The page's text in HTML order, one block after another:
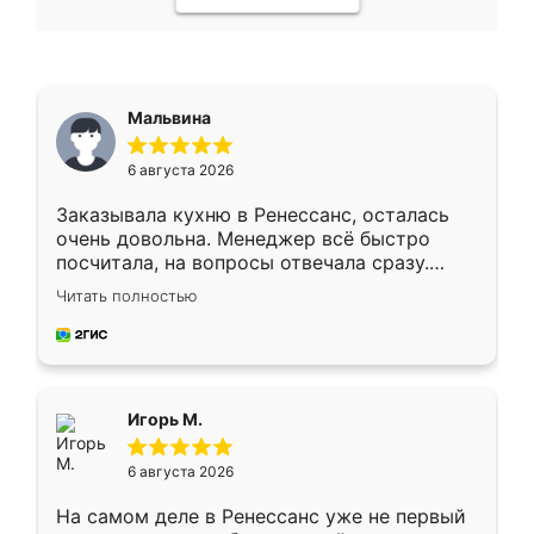
Мальвина
6 августа 2026
Заказывала кухню в Ренессанс, осталась
очень довольна. Менеджер всё быстро
посчитала, на вопросы отвечала сразу.
Замерщик приехал в субботу, подошёл к
делу со всей ответственностью. Собрали
за день, ребята работали аккуратно, даже
Читать полностью
Игорь М.
6 августа 2026
На самом деле в Ренессанс уже не первый